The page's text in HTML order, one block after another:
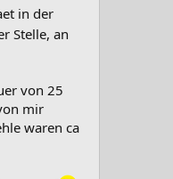
in der
Stelle, an
von 25
mir
waren ca